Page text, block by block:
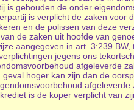
gehouden de onder
is verplicht de zaken voor
en de polissen van deze
de zaken uit hoofde van
aangegeven in art. 3:239
jegens ons
afgeleverde
hoger kan zijn dan de
is de koper verplicht van